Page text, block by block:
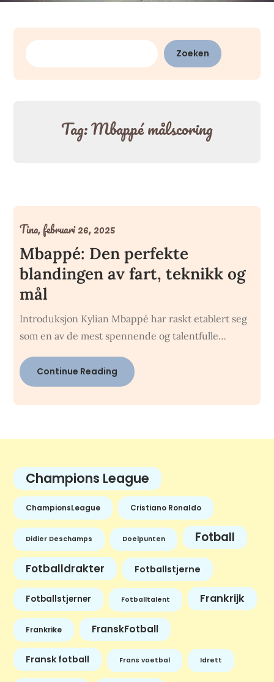
Zoeken
Zoeken
Tag:Mbappé målscoring
Mbappé: Den perfekte
blandingen av fart, teknikk og
mål
Tina,februari 26, 2025
Introduksjon Kylian Mbappé har raskt etablert seg
som en av de mest spennende og talentfulle…
Continue Reading
Champions League
ChampionsLeague Cristiano Ronaldo
Didier Deschamps Doelpunten Fotball
Fotballdrakter Fotballstjerne
Fotballstjerner Fotballtalent Frankrijk
Frankrike FranskFotball
Fransk fotball Frans voetbal Idrett